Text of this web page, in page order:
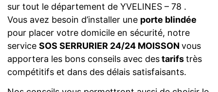
sur tout le département de YVELINES – 78 .
Vous avez besoin d’installer une porte blindée
pour placer votre domicile en sécurité, notre
service SOS SERRURIER 24/24 MOISSON vous
apportera les bons conseils avec destarifstrès
compétitifs et dans des délais satisfaisants.